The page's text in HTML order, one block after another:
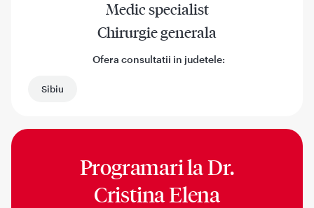
Medic specialist
Chirurgie generala
Ofera consultatii in judetele:
Sibiu
Programari laDr.
Cristina Elena